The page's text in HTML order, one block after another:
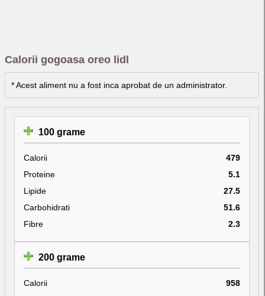
Calorii gogoasa oreo lidl
* Acest aliment nu a fost inca aprobat de un administrator.
100 grame
Calorii
479
Proteine
5.1
Lipide
27.5
Carbohidrati
51.6
Fibre
2.3
200 grame
Calorii
958